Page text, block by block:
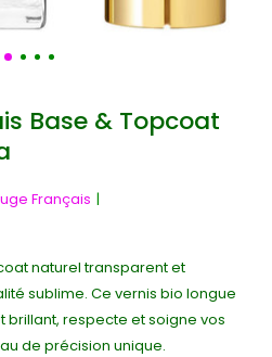
Base & Topcoat
Français
naturel transparent et
sublime. Ce vernis bio longue
brillant, respecte et soigne vos
de précision unique.